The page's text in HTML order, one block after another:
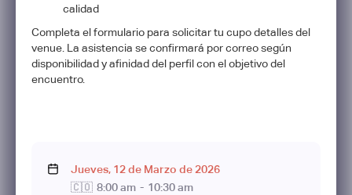
calidad
Completa el formulario para solicitar tu cupo detalles del
venue. La asistencia se confirmará por correo según
disponibilidad y afinidad del perfil con el objetivo del
encuentro.
Jueves, 12de Marzo de 2026
🇨🇴 8:00 am - 10:30 am